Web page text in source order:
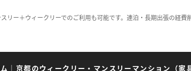
ー＋ウィークリーでのご利用も可能です。連泊・長期出張の経
｜ 京都のウィークリー・マンスリーマンション（家